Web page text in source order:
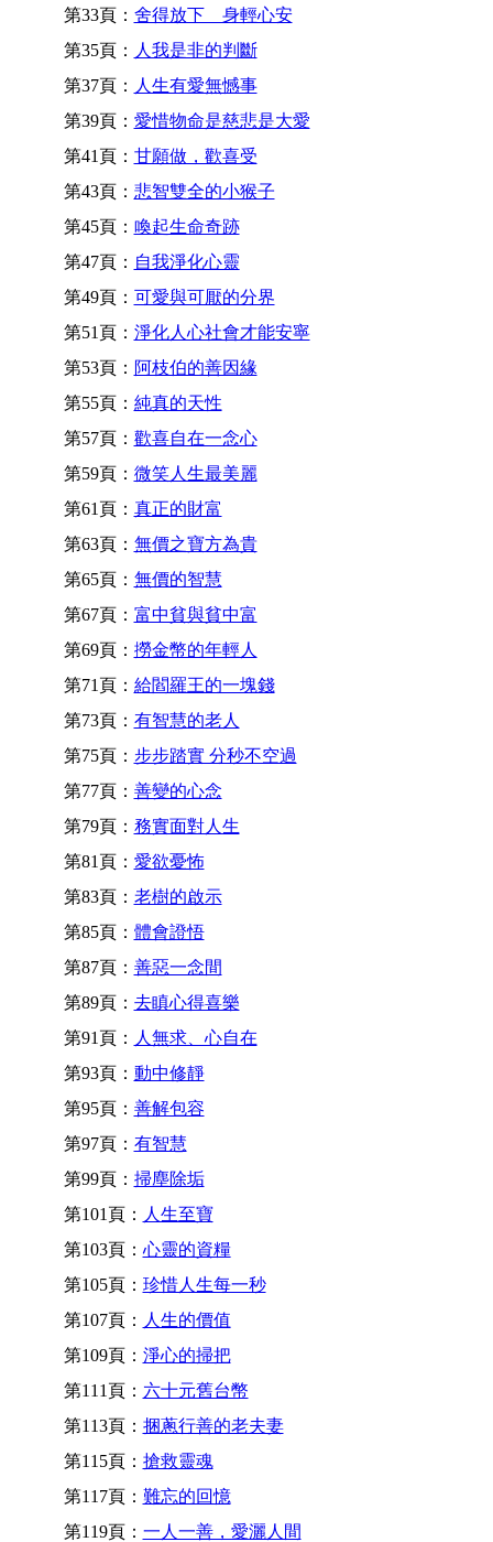
第33頁： 舍得放下 身輕心安
第35頁： 人我是非的判斷
第37頁： 人生有愛無憾事
第39頁： 愛惜物命是慈悲是大愛
第41頁： 甘願做，歡喜受
第43頁： 悲智雙全的小猴子
第45頁： 喚起生命奇跡
第47頁： 自我淨化心靈
第49頁： 可愛與可厭的分界
第51頁： 淨化人心社會才能安寧
第53頁： 阿枝伯的善因緣
第55頁： 純真的天性
第57頁： 歡喜自在一念心
第59頁： 微笑人生最美麗
第61頁： 真正的財富
第63頁： 無價之寶方為貴
第65頁： 無價的智慧
第67頁： 富中貧與貧中富
第69頁： 撈金幣的年輕人
第71頁： 給閻羅王的一塊錢
第73頁： 有智慧的老人
第75頁： 步步踏實 分秒不空過
第77頁： 善變的心念
第79頁： 務實面對人生
第81頁： 愛欲憂怖
第83頁： 老樹的啟示
第85頁： 體會證悟
第87頁： 善惡一念間
第89頁： 去瞋心得喜樂
第91頁： 人無求、心自在
第93頁： 動中修靜
第95頁： 善解包容
第97頁： 有智慧
第99頁： 掃塵除垢
第101頁： 人生至寶
第103頁： 心靈的資糧
第105頁： 珍惜人生每一秒
第107頁： 人生的價值
第109頁： 淨心的掃把
第111頁： 六十元舊台幣
第113頁： 捆蔥行善的老夫妻
第115頁： 搶救靈魂
第117頁： 難忘的回憶
第119頁： 一人一善，愛灑人間